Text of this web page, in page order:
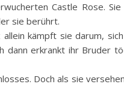
Castle Rose. Sie
sie berührt.
kämpft sie darum,
dann erkrankt ihr Bruder
Doch als sie